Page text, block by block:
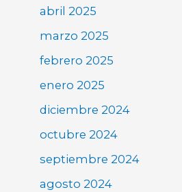
abril 2025
marzo 2025
febrero 2025
enero 2025
diciembre 2024
octubre 2024
septiembre 2024
agosto 2024